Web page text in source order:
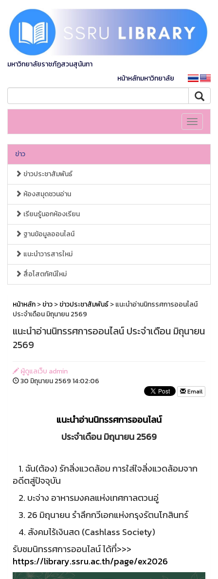
มหาวิทยาลัยราชภัฏสวนสุนันทา
หน้าหลักมหาวิทยาลัย
Toggle
ข่าว
ข่าวประชาสัมพันธ์
ห้องสมุดชวนอ่าน
เรียนรู้นอกห้องเรียน
ฐานข้อมูลออนไลน์
แนะนำวารสารใหม่
สื่อโสตทัศน์ใหม่
หน้าหลัก>ข่าว>ข่าวประชาสัมพันธ์> แนะนำอ่านนิทรรศการออนไลน์
ประจำเดือน มิถุนายน 2569
แนะนำอ่านนิทรรศการออนไลน์ ประจำเดือน มิถุนายน
2569
ผู้ดูแลเว็บ admin
30 มิถุนายน 2569 14:02:06
Email
แนะนำอ่านนิทรรศการออนไลน์
ประจำเดือน มิถุนายน 2569
1. ฉัน(ต้อง) รักสิ่งแวดล้อม การใส่ใจสิ่งแวดล้อมจาก
อดีตสู่ปัจจุบัน
2. บะจ่าง อาหารมงคลแห่งเทศกาลตวนอู่
3. 26 มิถุนายน รำลึกกวีเอกแห่งกรุงรัตนโกสินทร์
4. สังคมไร้เงินสด (Cashlass Society)
รับชมนิทรรศการออนไลน์ ได้ที่>>>
https://library.ssru.ac.th/page/ex2026